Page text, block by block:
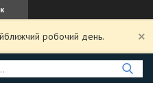
робочий день.